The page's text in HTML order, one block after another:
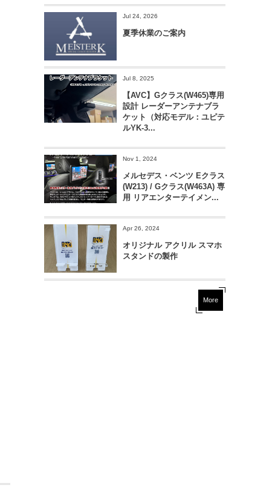
Jul 24, 2026
夏季休業のご案内
Jul 8, 2025
【AVC】Gクラス(W465)専用
設計 レーダーアンテナブラ
ケット（対応モデル：ユピテ
ルYK-3...
Nov 1, 2024
メルセデス・ベンツ Eクラス
(W213) / Gクラス(W463A) 専
用 リアエンターテイメン...
Apr 26, 2024
オリジナル アクリル スマホ
スタンドの製作
More